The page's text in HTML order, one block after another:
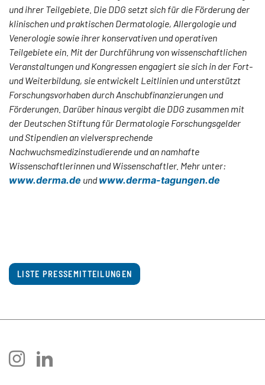
und ihrer Teilgebiete. Die DDG setzt sich für die Förderung der
klinischen und praktischen Dermatologie, Allergologie und
Venerologie sowie ihrer konservativen und operativen
Teilgebiete ein. Mit der Durchführung von wissenschaftlichen
Veranstaltungen und Kongressen engagiert sie sich in der Fort-
und Weiterbildung, sie entwickelt Leitlinien und unterstützt
Forschungsvorhaben durch Anschubfinanzierungen und
Förderungen. Darüber hinaus vergibt die DDG zusammen mit
der Deutschen Stiftung für Dermatologie Forschungsgelder
und Stipendien an vielversprechende
Nachwuchsmedizinstudierende und an namhafte
Wissenschaftlerinnen und Wissenschaftler. Mehr unter:
www.derma.de undwww.derma-tagungen.de
LISTE PRESSEMITTEILUNGEN
instagram